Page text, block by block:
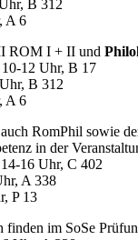
B 312
A 6
ROM I + II und
12 Uhr, B 17
B 312
A 6
RomPhil sowie
in der
16 Uhr, C 402
A 338
P 13
im SoSe